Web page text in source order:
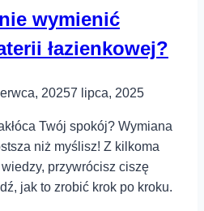
wymienić
łazienkowej?
20257 lipca, 2025
Twój spokój? Wymiana
niż myślisz! Z kilkoma
przywrócisz ciszę
jak to zrobić krok po kroku.